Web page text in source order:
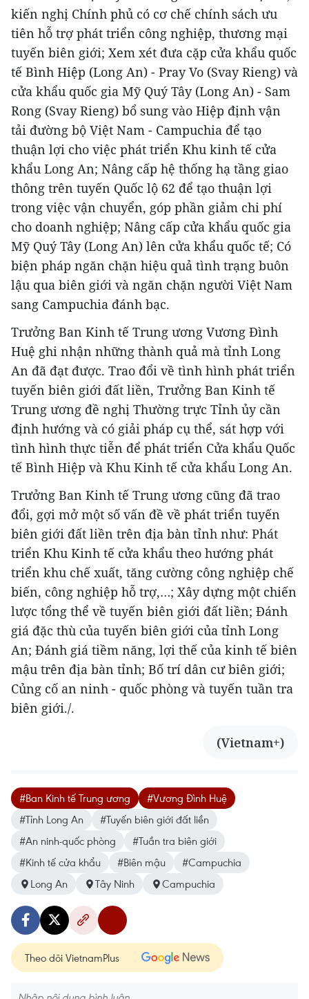
kiến nghị Chính phủ có cơ chế chính sách ưu
tiên hỗ trợ phát triển công nghiệp, thương mại
tuyến biên giới; Xem xét đưa cặp cửa khẩu quốc
tế Bình Hiệp (Long An) - Pray Vo (Svay Rieng) và
cửa khẩu quốc gia Mỹ Quý Tây (Long An) - Sam
Rong (Svay Rieng) bổ sung vào Hiệp định vận
tải đường bộ Việt Nam - Campuchia để tạo
thuận lợi cho việc phát triển Khu kinh tế cửa
khẩu Long An; Nâng cấp hệ thống hạ tầng giao
thông trên tuyến Quốc lộ 62 để tạo thuận lợi
trong việc vận chuyển, góp phần giảm chi phí
cho doanh nghiệp; Nâng cấp cửa khẩu quốc gia
Mỹ Quý Tây (Long An) lên cửa khẩu quốc tế; Có
biện pháp ngăn chặn hiệu quả tình trạng buôn
lậu qua biên giới và ngăn chặn người Việt Nam
sang Campuchia đánh bạc.
Trưởng Ban Kinh tế Trung ương Vương Đình
Huệ ghi nhận những thành quả mà tỉnh Long
An đã đạt được. Trao đổi về tình hình phát triển
tuyến biên giới đất liền, Trưởng Ban Kinh tế
Trung ương đề nghị Thường trực Tỉnh ủy cần
định hướng và có giải pháp cụ thể, sát hợp với
tình hình thực tiễn để phát triển Cửa khẩu Quốc
tế Bình Hiệp và Khu Kinh tế cửa khẩu Long An.
Trưởng Ban Kinh tế Trung ương cũng đã trao
đổi, gợi mở một số vấn đề về phát triển tuyến
biên giới đất liền trên địa bàn tỉnh như: Phát
triển Khu Kinh tế cửa khẩu theo hướng phát
triển khu chế xuất, tăng cường công nghiệp chế
biến, công nghiệp hỗ trợ,…; Xây dựng một chiến
lược tổng thể về tuyến biên giới đất liền; Đánh
giá đặc thù của tuyến biên giới của tỉnh Long
An; Đánh giá tiềm năng, lợi thế của kinh tế biên
mậu trên địa bàn tỉnh; Bố trí dân cư biên giới;
Củng cố an ninh - quốc phòng và tuyến tuần tra
biên giới./.
(Vietnam+)
#Ban Kinh tế Trung ương
#Vương Đình Huệ
#Tỉnh Long An
#Tuyến biên giới đất liền
#An ninh-quốc phòng
#Tuần tra biên giới
#Kinh tế cửa khẩu
#Biên mậu
#Campuchia
Long An
Tây Ninh Campuchia
Theo dõi VietnamPlus